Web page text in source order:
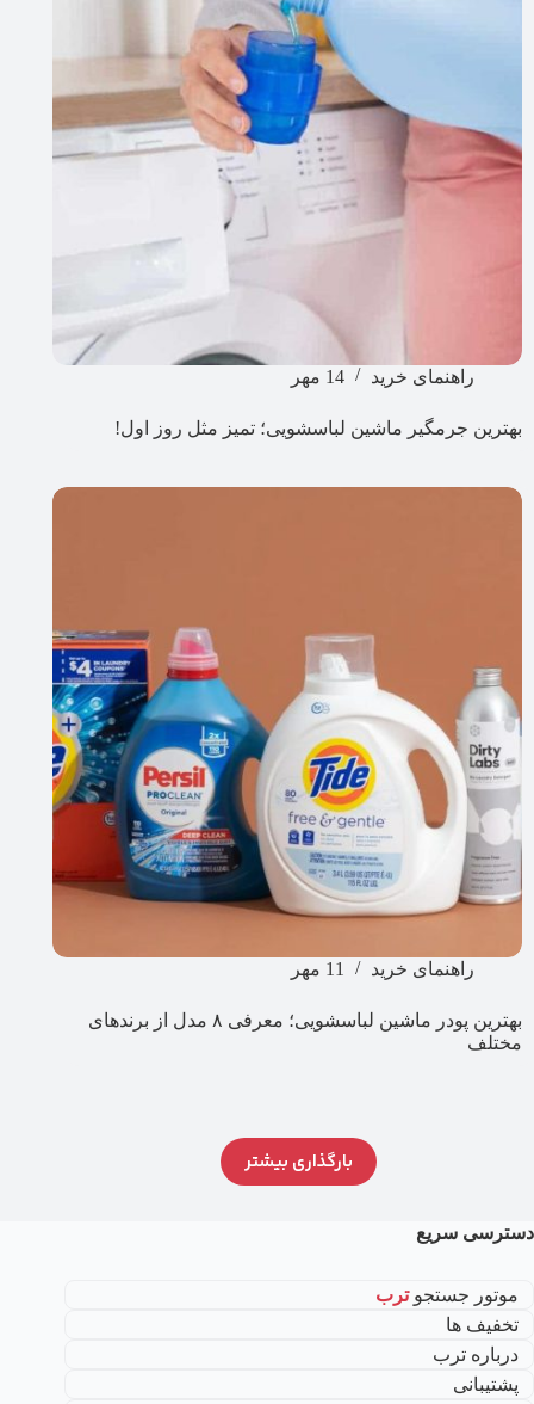
راهنمای خرید 14 مهر
بهترین جرمگیر ماشین لباسشویی؛ تمیز مثل روز اول!
راهنمای خرید 11 مهر
بهترین پودر ماشین لباسشویی؛ معرفی ۸ مدل از برندهای
مختلف
بارگذاری بیشتر
دسترسی سریع
موتور جستجوترب
تخفیف ها
درباره ترب
پشتیبانی